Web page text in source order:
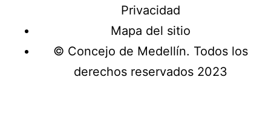
Privacidad
Mapa del sitio
© Concejo de Medellín. Todos los
derechos reservados 2023